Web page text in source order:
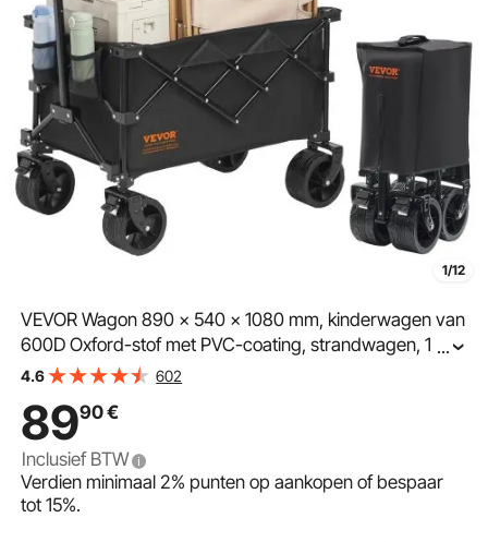
1/12
VEVOR Wagon 890 x 540 x 1080 mm, kinderwagen van
600D Oxford-stof met PVC-coating, strandwagen, 150
liter opbergruimte, max. 120 kg laadvermogen,
...
4.6 602
8990€
Inclusief BTW
Verdien minimaal2% punten op aankopen of bespaar
tot15%.